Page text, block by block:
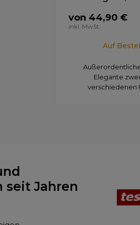
von 44,90 €
inkl. MwSt.
Auf
Elegante
verschiedenen
seit Jahren